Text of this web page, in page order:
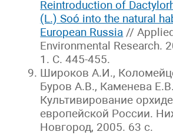
Reintroduction of
(L.) Soó into the natural
European Russia //
Environmental Research.
1. С. 445-455.
Широков А.И.,
Буров А.В., Каменева Е.В.
Культивирование
европейской России.
Новгород, 2005. 63 с.